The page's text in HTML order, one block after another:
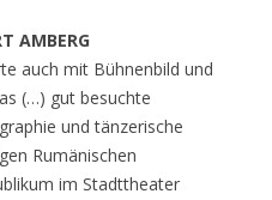
AMBERG
auch mit Bühnenbild und
(…) gut besuchte
und tänzerische
Rumänischen
im Stadttheater